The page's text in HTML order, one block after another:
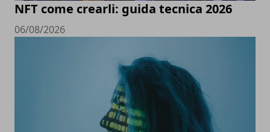
NFT come crearli: guida tecnica 2026
06/08/2026